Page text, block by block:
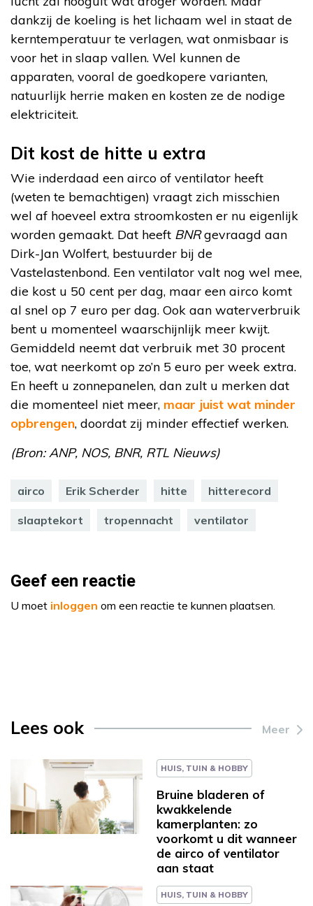
dankzij de koeling is het lichaam wel in staat de
kerntemperatuur te verlagen, wat onmisbaar is
voor het in slaap vallen. Wel kunnen de
apparaten, vooral de goedkopere varianten,
natuurlijk herrie maken en kosten ze de nodige
elektriciteit.
Dit kost de hitte u extra
Wie inderdaad een airco of ventilator heeft
(weten te bemachtigen) vraagt zich misschien
wel af hoeveel extra stroomkosten er nu eigenlijk
worden gemaakt. Dat heeft BNRgevraagd aan
Dirk-Jan Wolfert, bestuurder bij de
Vastelastenbond. Een ventilator valt nog wel mee,
die kost u 50 cent per dag, maar een airco komt
al snel op 7 euro per dag. Ook aan waterverbruik
bent u momenteel waarschijnlijk meer kwijt.
Gemiddeld neemt dat verbruik met 30 procent
toe, wat neerkomt op zo’n 5 euro per week extra.
En heeft u zonnepanelen, dan zult u merken dat
die momenteel niet meer, maar juist wat minder
opbrengen, doordat zij minder effectief werken.
(Bron: ANP, NOS, BNR, RTL Nieuws)
airco Erik Scherder hitte hitterecord
slaaptekort tropennacht ventilator
Geef een reactie
U moet inloggen om een reactie te kunnen plaatsen.
Lees ook Meer
HUIS, TUIN & HOBBY
Bruine bladeren of
kwakkelende
kamerplanten: zo
voorkomt u dit wanneer
de airco of ventilator
aan staat
HUIS, TUIN & HOBBY